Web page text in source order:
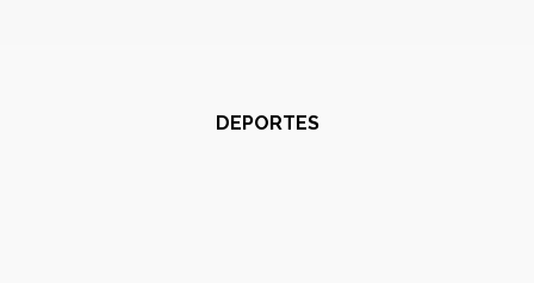
DEPORTES